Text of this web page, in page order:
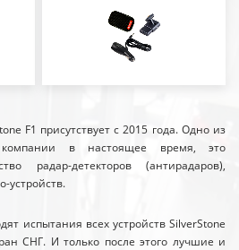
F1 присутствует с 2015 года. Одно из
в настоящее время, это
радар-детекторов (антирадаров),
устройств.
испытания всех устройств SilverStone
СНГ. И только после этого лучшие и